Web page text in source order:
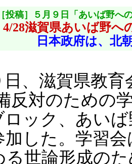
［投稿］５月９日「あいば野へ
4/28滋賀県あいば野へ
日本政府は、北
、滋賀県教育
反対のための
ロック、あい
加した。学習
る世論形成の